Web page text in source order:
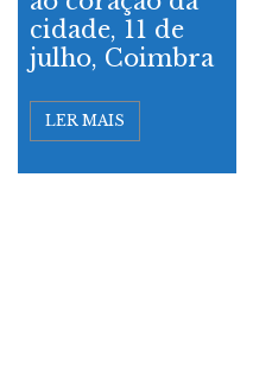
cidade, 11 de
julho, Coimbra
LER MAIS